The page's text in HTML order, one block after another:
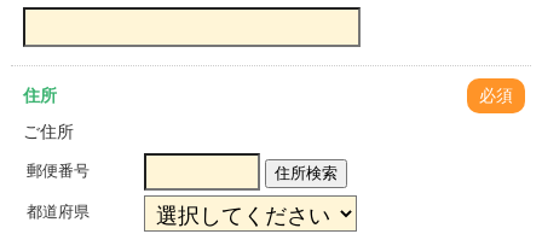
住所
必須
ご住所
郵便番号 住所検索
都道府県